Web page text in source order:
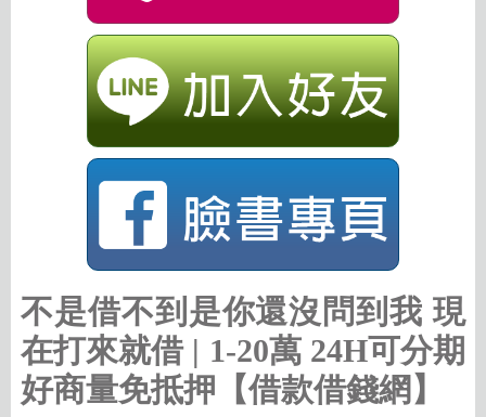
不是借不到是你還沒問到我 現
在打來就借 | 1-20萬 24H可分期
好商量免抵押【借款借錢網】